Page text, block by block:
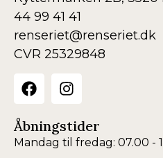
44 99 41 41
renseriet@renseriet.dk
CVR 25329848
Åbningstider
Mandag til fredag: 07.00 -